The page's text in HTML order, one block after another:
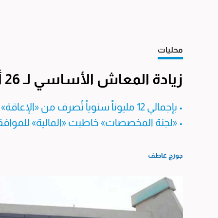
محليات
زيادة المعاش الأساسي لـ 26 ألف معاق 50 ديناراً شهرياً
• بإجمالي 12 مليوناً سنوياً تُصرف من «الإعاقة» و«التأمينات»
• «لجنة المخصصات» خاطبت «المالية»
جورج عاطف